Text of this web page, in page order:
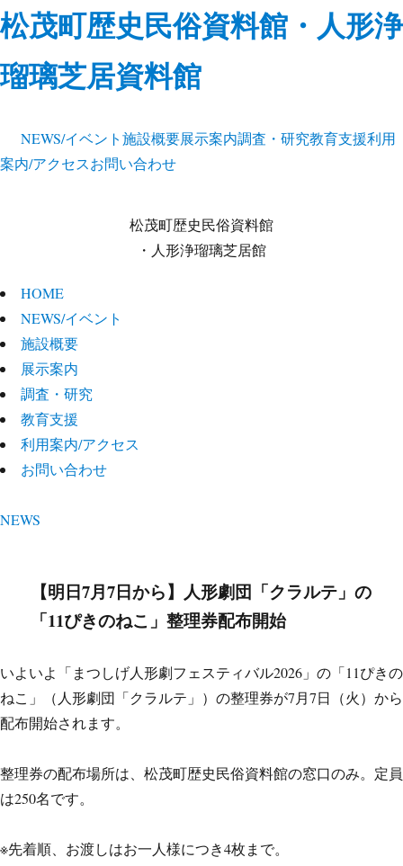
松茂町歴史民俗資料館・人形浄
瑠璃芝居資料館
NEWS/イベント施設概要展示案内調査・研究教育支援利用
案内/アクセスお問い合わせ
松茂町歴史民俗資料館
・人形浄瑠璃芝居館
HOME
NEWS/イベント
施設概要
展示案内
調査・研究
教育支援
利用案内/アクセス
お問い合わせ
NEWS
【明日7月7日から】人形劇団「クラルテ」の
「11ぴきのねこ」整理券配布開始
いよいよ「まつしげ人形劇フェスティバル2026」の「11ぴきの
ねこ」（人形劇団「クラルテ」）の整理券が7月7日（火）から
配布開始されます。
整理券の配布場所は、松茂町歴史民俗資料館の窓口のみ。定員
は250名です。
※先着順、お渡しはお一人様につき4枚まで。